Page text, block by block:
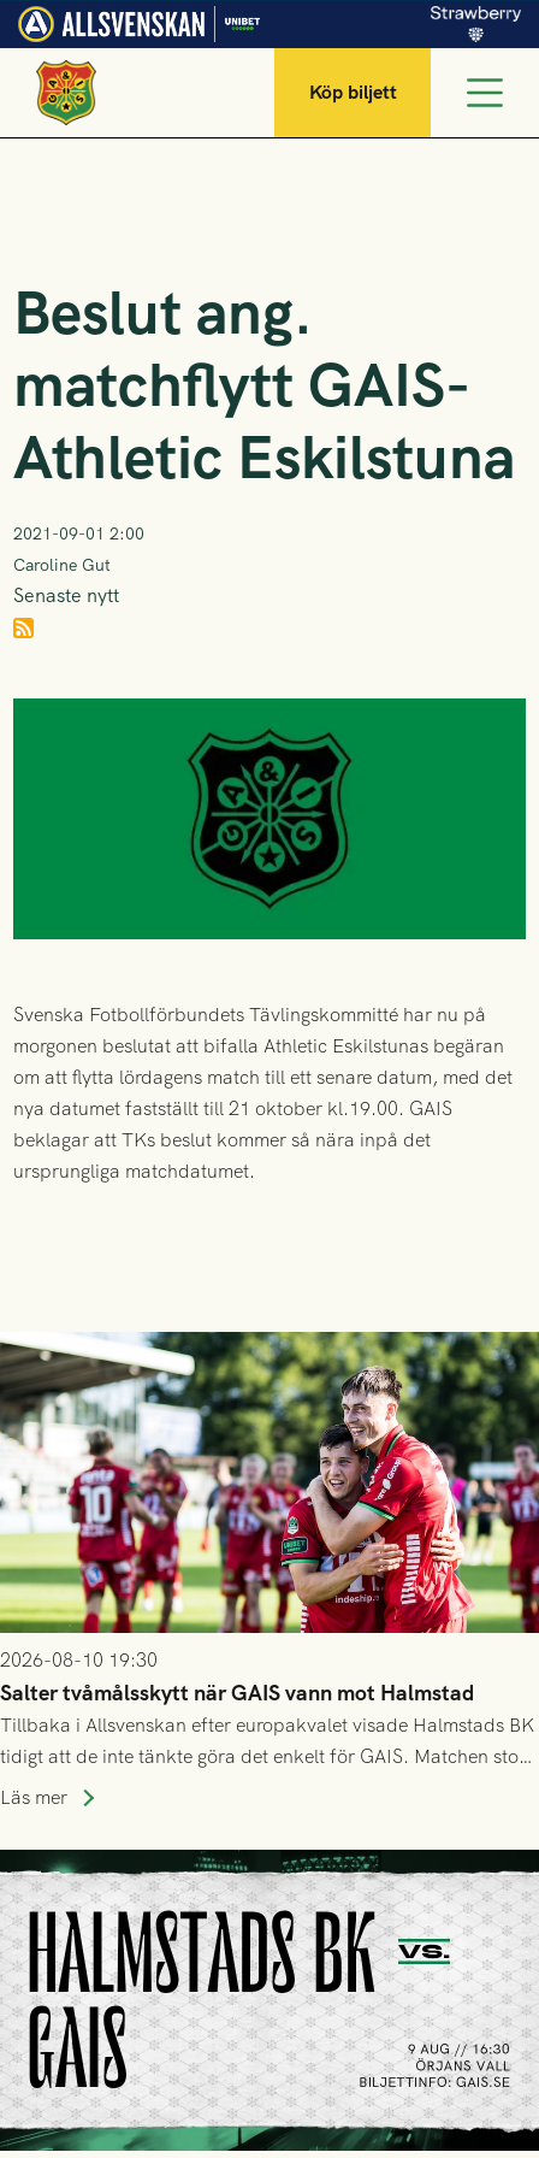
Köp biljett
Beslut ang.
matchflytt GAIS-
Athletic Eskilstuna
2021-09-01 2:00
Caroline Gut
Senaste nytt
Svenska Fotbollförbundets Tävlingskommitté har nu på
morgonen beslutat att bifalla Athletic Eskilstunas begäran
om att flytta lördagens match till ett senare datum, med det
nya datumet fastställt till 21 oktober kl.19.00. GAIS
beklagar att TKs beslut kommer så nära inpå det
ursprungliga matchdatumet.
2026-08-10 19:30
Salter tvåmålsskytt när GAIS vann mot Halmstad
Tillbaka i Allsvenskan efter europakvalet visade Halmstads BK
tidigt att de inte tänkte göra det enkelt för GAIS. Matchen stod
och vägde större delar av första halvlek, men efter
fram och fick in två mål för att ge laget tre pinnar.
Läs mer